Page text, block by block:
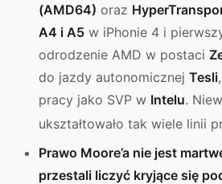
(AMD64) oraz
A4 i A5 w iPhonie 4 i
odrodzenie AMD w postaci
do jazdy autonomicznej Tesli
pracy jako SVP w Intelu.
ukształtowało tak wiele linii
Prawo Moore’a nie jest
przestali liczyć kryjące się